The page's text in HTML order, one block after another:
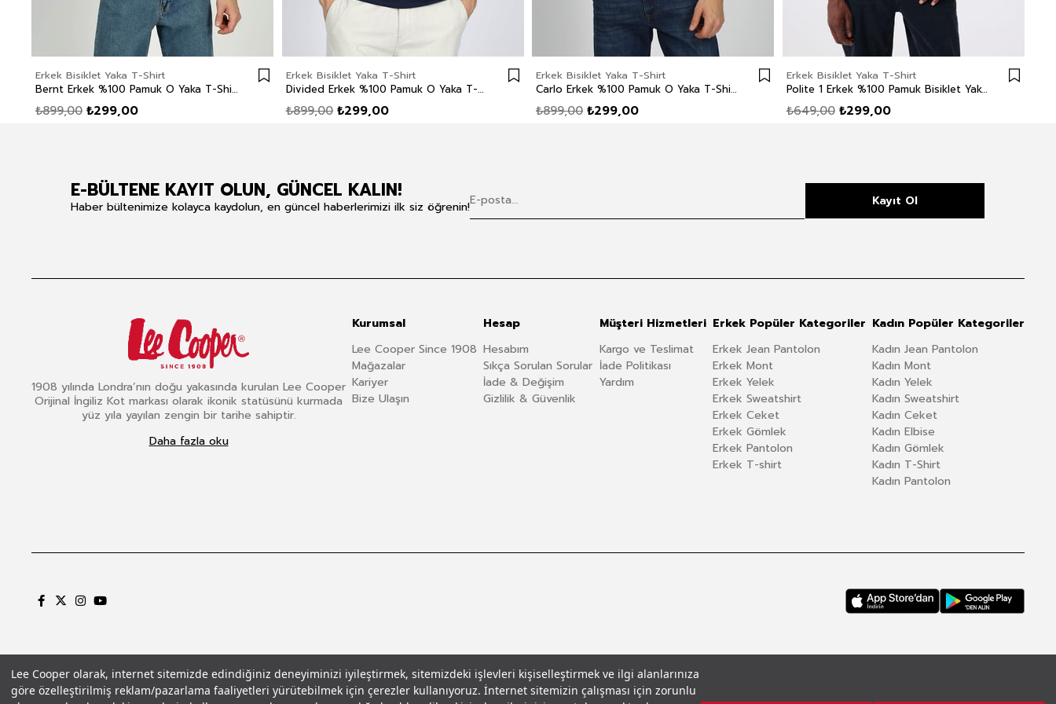
Lee Cooper olarak, internet sitemizde edindiğiniz deneyiminizi iyileştirmek, sitemizdeki işlevleri kişiselleştirmek ve ilgi alanlarınıza
göre özelleştirilmiş reklam/pazarlama faaliyetleri yürütebilmek için çerezler kullanıyoruz. İnternet sitemizin çalışması için zorunlu
Erkek Bisiklet Yaka T-Shirt
Bernt Erkek %100 Pamuk O Yaka T-Shirt Beyaz
₺299,00
₺899,00
Erkek Bisiklet Yaka T-Shirt
Divided Erkek %100 Pamuk O Yaka T-Shirt Lacivert
₺299,00
₺899,00
Erkek Bisiklet Yaka T-Shirt
Carlo Erkek %100 Pamuk O Yaka T-Shirt Beyaz
₺299,00
₺899,00
Erkek Bisiklet Yaka T-Shirt
Polite 1 Erkek %100 Pamuk Bisiklet Yaka T-Shirt Gül Kurusu
₺299,00
₺649,00
E-BÜLTENE KAYIT OLUN, GÜNCEL KALIN!
Haber bültenimize kolayca kaydolun, en güncel haberlerimizi ilk siz öğrenin! Kayıt Ol
1908 yılında Londra’nın doğu yakasında kurulan Lee Cooper
Orijinal İngiliz Kot markası olarak ikonik statüsünü kurmada
yüz yıla yayılan zengin bir tarihe sahiptir.
Daha fazla oku
Kurumsal
Lee Cooper Since 1908
Mağazalar
Kariyer
Bize Ulaşın
Hesap
Hesabım
Sıkça Sorulan Sorular
İade & Değişim
Gizlilik & Güvenlik
Müşteri Hizmetleri
Kargo ve Teslimat
İade Politikası
Yardım
Erkek Popüler Kategoriler
Erkek Jean Pantolon
Erkek Mont
Erkek Yelek
Erkek Sweatshirt
Erkek Ceket
Erkek Gömlek
Erkek Pantolon
Erkek T-shirt
Kadın Popüler Kategoriler
Kadın Jean Pantolon
Kadın Mont
Kadın Yelek
Kadın Sweatshirt
Kadın Ceket
Kadın Elbise
Kadın Gömlek
Kadın T-Shirt
Kadın Pantolon
Gizlilik PolitikasıÇerez PolitikasıKVKK Aydınlatma MetniŞartlar ve Koşullar© 2026 Leecooper - Tüm Hakları Saklıdır.